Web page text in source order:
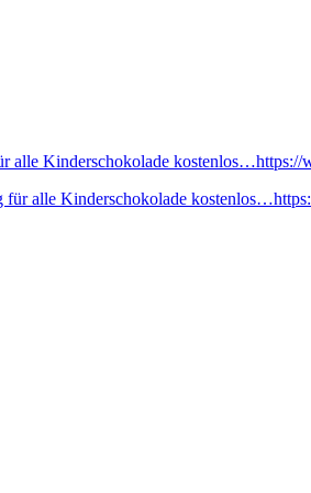
alle Kinderschokolade
für alle Kinderschokolade